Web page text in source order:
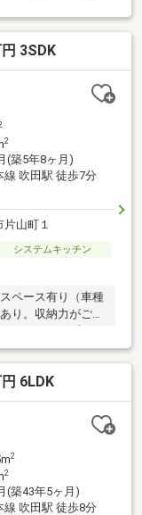
おすすめポイン
立片山中学校■耐
隣商業施設が充
♪■収納が充実し
ルトインガレージ
サンコスモ
3SDK
2
(築5年8ヶ月)
線 吹田駅 徒歩7分
片山町１
システムキッチン
ペース有り（車種
り。収納力がござ
ーン等の資金面な
でもお気軽にご相
ンナーの専門部
6LDK
2
2
(築43年5ヶ月)
線 吹田駅 徒歩8分